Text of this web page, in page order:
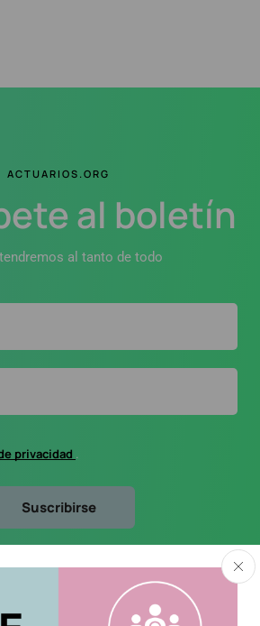
ACTUARIOS.ORG
al boletín
al tanto de todo
privacidad .